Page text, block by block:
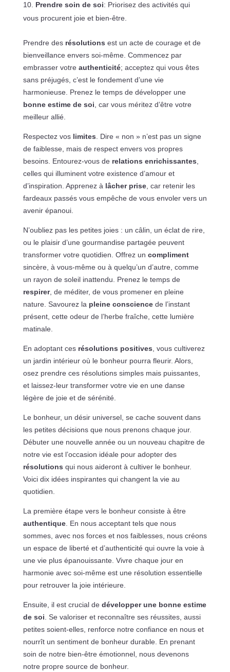
Prendre soin de soi: Priorisez des activités qui
vous procurent joie et bien-être.
Prendre des résolutions est un acte de courage et de
bienveillance envers soi-même. Commencez par
embrasser votre authenticité; acceptez qui vous êtes
sans préjugés, c’est le fondement d’une vie
harmonieuse. Prenez le temps de développer une
bonne estime de soi , car vous méritez d’être votre
meilleur allié.
Respectez vos limites . Dire « non » n’est pas un signe
de faiblesse, mais de respect envers vos propres
besoins. Entourez-vous de relations enrichissantes
celles qui illuminent votre existence d’amour et
d’inspiration. Apprenez à lâcher prise, car retenir les
fardeaux passés vous empêche de vous envoler vers un
avenir épanoui.
N’oubliez pas les petites joies : un câlin, un éclat de rire,
ou le plaisir d’une gourmandise partagée peuvent
transformer votre quotidien. Offrez un compliment
sincère, à vous-même ou à quelqu’un d’autre, comme
un rayon de soleil inattendu. Prenez le temps de
respirer, de méditer, de vous promener en pleine
nature. Savourez la pleine consciencede l’instant
présent, cette odeur de l’herbe fraîche, cette lumière
matinale.
En adoptant ces résolutions positives , vous cultiverez
un jardin intérieur où le bonheur pourra fleurir. Alors,
osez prendre ces résolutions simples mais puissantes,
et laissez-leur transformer votre vie en une danse
légère de joie et de sérénité.
Le bonheur, un désir universel, se cache souvent dans
les petites décisions que nous prenons chaque jour.
Débuter une nouvelle année ou un nouveau chapitre de
notre vie est l’occasion idéale pour adopter des
résolutions qui nous aideront à cultiver le bonheur.
Voici dix idées inspirantes qui changent la vie au
quotidien.
La première étape vers le bonheur consiste à être
authentique. En nous acceptant tels que nous
sommes, avec nos forces et nos faiblesses, nous créons
un espace de liberté et d’authenticité qui ouvre la voie à
une vie plus épanouissante. Vivre chaque jour en
harmonie avec soi-même est une résolution essentielle
pour retrouver la joie intérieure.
Ensuite, il est crucial de développer une bonne estime
de soi . Se valoriser et reconnaître ses réussites, aussi
petites soient-elles, renforce notre confiance en nous et
nourrît un sentiment de bonheur durable. En prenant
soin de notre bien-être émotionnel, nous devenons
notre propre source de bonheur.